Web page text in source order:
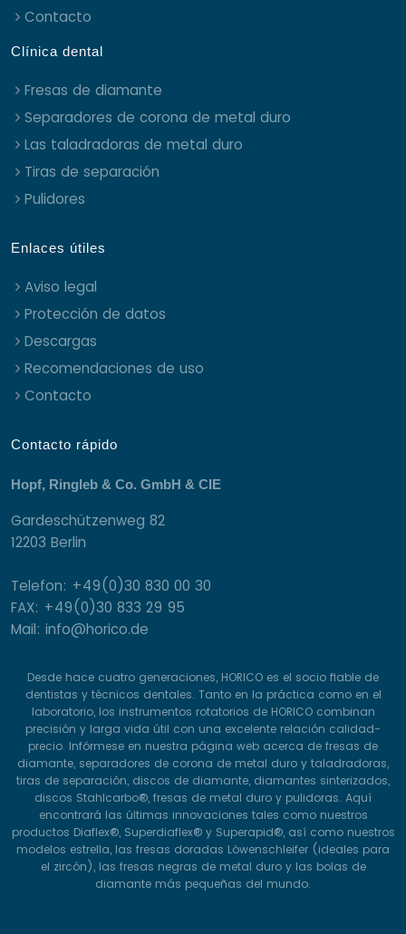
Contacto
Clínica dental
Fresas de diamante
Separadores de corona de metal duro
Las taladradoras de metal duro
Tiras de separación
Pulidores
Enlaces útiles
Aviso legal
Protección de datos
Descargas
Recomendaciones de uso
Contacto
Contacto rápido
Hopf, Ringleb & Co. GmbH & CIE
Gardeschützenweg 82
12203 Berlin
Telefon: +49(0)30 830 00 30
FAX: +49(0)30 833 29 95
Mail: info@horico.de
Desde hace cuatro generaciones, HORICO es el socio fiable de
dentistas y técnicos dentales. Tanto en la práctica como en el
laboratorio, los instrumentos rotatorios de HORICO combinan
precisión y larga vida útil con una excelente relación calidad-
precio. Infórmese en nuestra página web acerca de fresas de
diamante, separadores de corona de metal duro y taladradoras,
tiras de separación, discos de diamante, diamantes sinterizados,
discos Stahlcarbo®, fresas de metal duro y pulidoras. Aquí
encontrará las últimas innovaciones tales como nuestros
productos Diaflex®, Superdiaflex® y Superapid®, así como nuestros
modelos estrella, las fresas doradas Löwenschleifer (ideales para
el zircón), las fresas negras de metal duro y las bolas de
diamante más pequeñas del mundo.